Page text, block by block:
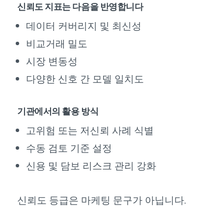
신뢰도 지표는 다음을 반영합니다
데이터 커버리지 및 최신성
비교거래 밀도
시장 변동성
다양한 신호 간 모델 일치도
기관에서의 활용 방식
고위험 또는 저신뢰 사례 식별
수동 검토 기준 설정
신용 및 담보 리스크 관리 강화
신뢰도 등급은 마케팅 문구가 아닙니다.